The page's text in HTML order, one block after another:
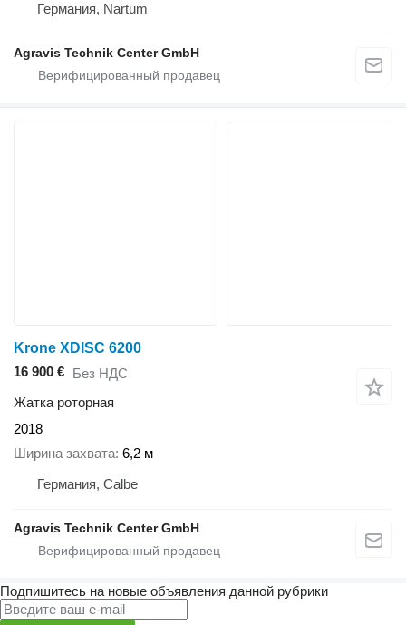
Германия, Nartum
Agravis Technik Center GmbH
Krone XDISC 6200
16 900 € Без НДС
Жатка роторная
2018
Ширина захвата 6,2 м
Германия, Calbe
Agravis Technik Center GmbH
Подпишитесь на новые объявления данной рубрики